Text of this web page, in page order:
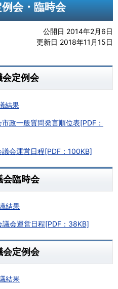
会・臨時会
公開日 2014年2月6日
更新日 2018年11月15日
定例会
結果
政一般質問発言順位表[PDF：
会運営日程[PDF：100KB]
臨時会
結果
会運営日程[PDF：38KB]
定例会
結果